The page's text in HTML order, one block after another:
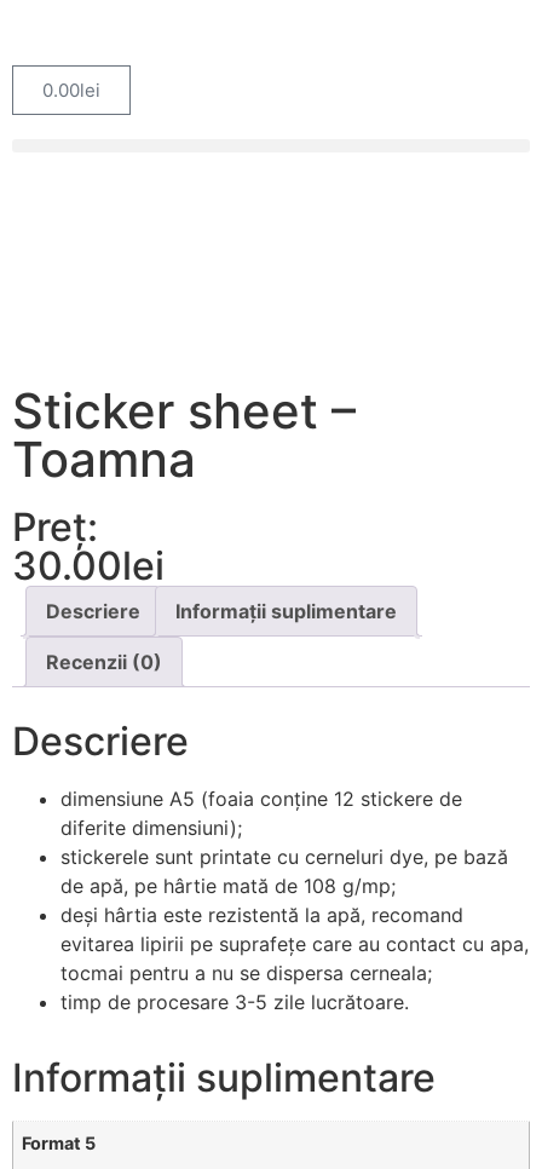
0.00lei
Sticker sheet –
Toamna
Preț:
30.00lei
Descriere Informații suplimentare
Recenzii (0)
Descriere
dimensiune A5 (foaia conține 12 stickere de
diferite dimensiuni);
stickerele sunt printate cu cerneluri dye, pe bază
de apă, pe hârtie mată de 108 g/mp;
deși hârtia este rezistentă la apă, recomand
evitarea lipirii pe suprafețe care au contact cu apa,
tocmai pentru a nu se dispersa cerneala;
timp de procesare 3-5 zile lucrătoare.
Informații suplimentare
Format 5